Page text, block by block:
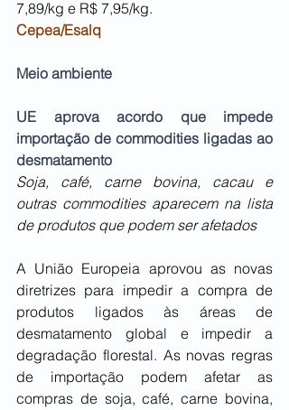
7,89/kg e R$ 7,95/kg.
Cepea/Esalq
Meio ambiente
UE aprova acordo que impede
importação de commodities ligadas ao
desmatamento
Soja, café, carne bovina, cacau e
outras commodities aparecem na lista
de produtos que podem ser afetados
A União Europeia aprovou as novas
diretrizes para impedir a compra de
produtos ligados às áreas de
desmatamento global e impedir a
degradação florestal. As novas regras
de importação podem afetar as
compras de soja, café, carne bovina,